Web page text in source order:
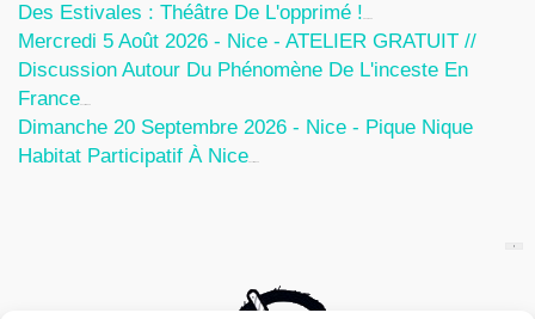
Des Estivales : Théâtre De L'opprimé !
Mercredi 5 Août 2026 - Nice - ATELIER GRATUIT //
Discussion Autour Du Phénomène De L'inceste En
France
Dimanche 20 Septembre 2026 - Nice - Pique Nique
Habitat Participatif À Nice